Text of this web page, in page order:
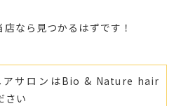
なら見つかるはずです！
アサロンはBio & Nature hair
さい